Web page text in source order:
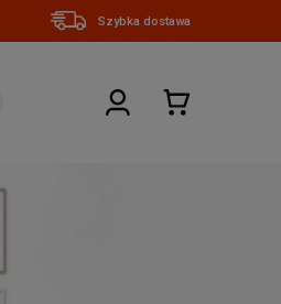
Szybka dostawa